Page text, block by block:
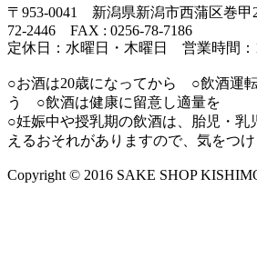
〒953-0041 新潟県新潟市西蒲区巻甲
72-2446 FAX : 0256-78-7186
定休日：水曜日・木曜日 営業時間：
○お酒は20歳になってから ○飲酒運
う ○飲酒は健康に留意し適量を
○妊娠中や授乳期の飲酒は、胎児・乳
えるおそれがありますので、気をつけ
Copyright © 2016 SAKE SHOP